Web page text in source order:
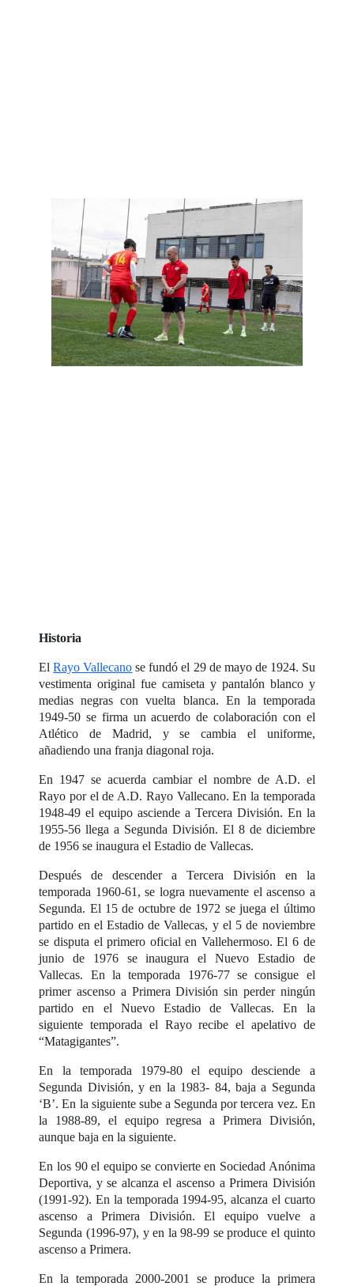
Historia
ElRayo Vallecano se fundó el 29 de mayo de 1924. Su
vestimenta original fue camiseta y pantalón blanco y
medias negras con vuelta blanca. En la temporada
1949-50 se firma un acuerdo de colaboración con el
Atlético de Madrid, y se cambia el uniforme,
añadiendo una franja diagonal roja.
En 1947 se acuerda cambiar el nombre de A.D. el
Rayo por el de A.D. Rayo Vallecano. En la temporada
1948-49 el equipo asciende a Tercera División. En la
1955-56 llega a Segunda División. El 8 de diciembre
de 1956 se inaugura el Estadio de Vallecas.
Después de descender a Tercera División en la
temporada 1960-61, se logra nuevamente el ascenso a
Segunda. El 15 de octubre de 1972 se juega el último
partido en el Estadio de Vallecas, y el 5 de noviembre
se disputa el primero oficial en Vallehermoso. El 6 de
junio de 1976 se inaugura el Nuevo Estadio de
Vallecas. En la temporada 1976-77 se consigue el
primer ascenso a Primera División sin perder ningún
partido en el Nuevo Estadio de Vallecas. En la
siguiente temporada el Rayo recibe el apelativo de
“Matagigantes”.
En la temporada 1979-80 el equipo desciende a
Segunda División, y en la 1983- 84, baja a Segunda
‘B’. En la siguiente sube a Segunda por tercera vez. En
la 1988-89, el equipo regresa a Primera División,
aunque baja en la siguiente.
En los 90 el equipo se convierte en Sociedad Anónima
Deportiva, y se alcanza el ascenso a Primera División
(1991-92). En la temporada 1994-95, alcanza el cuarto
ascenso a Primera División. El equipo vuelve a
Segunda (1996-97), y en la 98-99 se produce el quinto
ascenso a Primera.
En la temporada 2000-2001 se produce la primera